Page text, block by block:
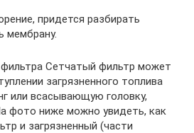
придется разбирать
мембрану.
Сетчатый фильтр может
загрязненного топлива
или всасывающую головку,
ниже можно увидеть, как
и загрязненный (части